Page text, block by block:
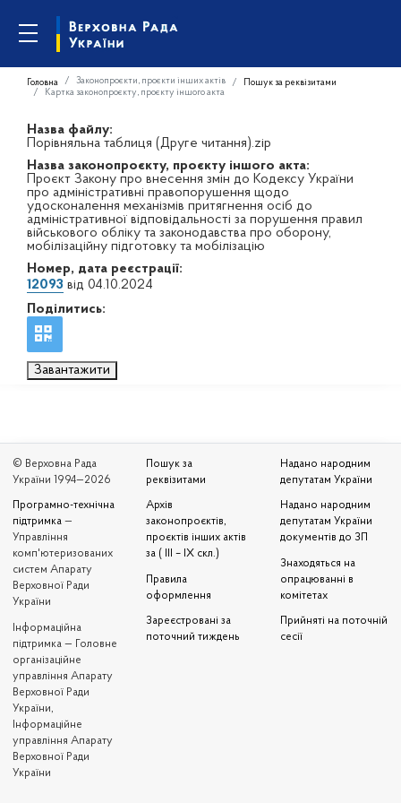
Головна Законопроєкти, проєкти інших актів
Пошук за реквізитами
Картка законопроєкту, проєкту іншого акта
Назва файлу:
Порівняльна таблиця (Друге читання).zip
Назва законопроєкту, проєкту іншого акта:
Проєкт Закону про внесення змін до Кодексу України
про адміністративні правопорушення щодо
удосконалення механізмів притягнення осіб до
адміністративної відповідальності за порушення правил
військового обліку та законодавства про оборону,
мобілізаційну підготовку та мобілізацію
Номер, дата реєстрації:
12093 від 04.10.2024
Поділитись:
Завантажити
© Верховна Рада
України 1994—2026
Програмно-технічна
підтримка —
Управління
комп'ютеризованих
систем Апарату
Верховної Ради
України
Iнформаційна
підтримка — Головне
організаційне
управління Апарату
Верховної Ради
України,
Інформаційне
управління Апарату
Верховної Ради
України
Пошук за
реквізитами
Архів
законопроєктів,
проєктів інших актів
за ( III – IX скл.)
Правила
оформлення
Зареєстровані за
поточний тиждень
Надано народним
депутатам України
Надано народним
депутатам України
документів до ЗП
Знаходяться на
опрацюванні в
комітетах
Прийняті на поточній
сесії